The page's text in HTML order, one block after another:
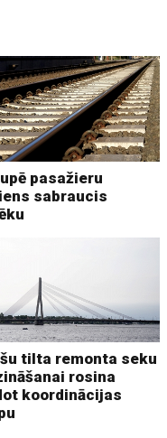
pasažieru
sabraucis
tilta remonta seku
rosina
koordinācijas